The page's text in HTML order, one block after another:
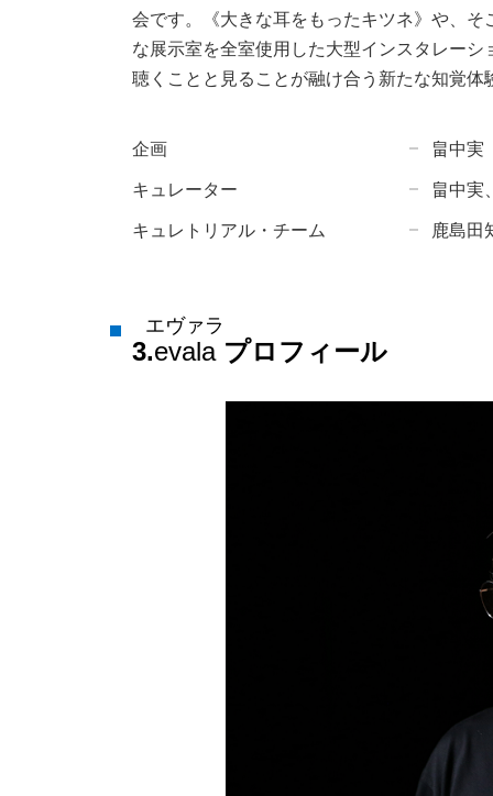
会です。《大きな耳をもったキツネ》や、
な展示室を全室使用した大型インスタレー
聴くことと見ることが融け合う新たな知覚
企画 畠中実
キュレーター 畠中実
キュレトリアル・チーム 鹿島田
3.evala
エヴァラ
プロフィール